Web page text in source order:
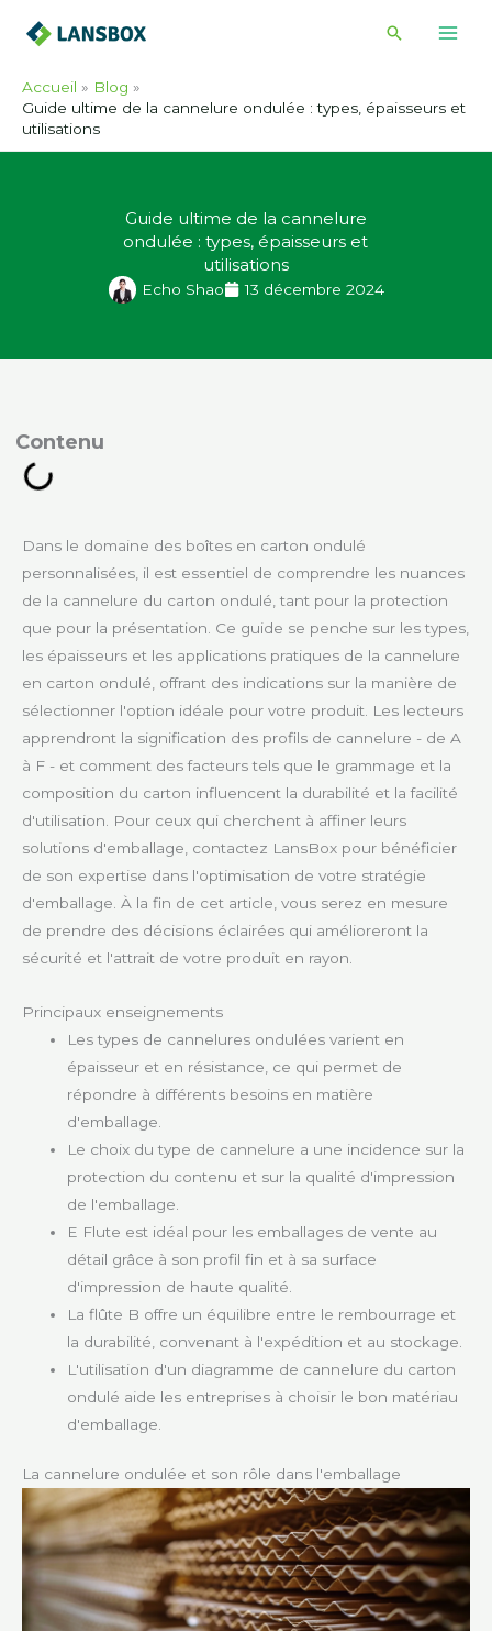
Accueil
Blog
Guide ultime de la cannelure ondulée : types, épaisseurs et
utilisations
Guide ultime de la cannelure
ondulée : types, épaisseurs et
utilisations
Echo Shao 13 décembre 2024
Dans le domaine des boîtes en carton ondulé
personnalisées, il est essentiel de comprendre les nuances
de la cannelure du carton ondulé, tant pour la protection
que pour la présentation. Ce guide se penche sur les types,
les épaisseurs et les applications pratiques de la cannelure
en carton ondulé, offrant des indications sur la manière de
sélectionner l'option idéale pour votre produit. Les lecteurs
apprendront la signification des profils de cannelure - de A
à F - et comment des facteurs tels que le grammage et la
composition du carton influencent la durabilité et la facilité
d'utilisation. Pour ceux qui cherchent à affiner leurs
solutions d'emballage, contactez LansBox pour bénéficier
de son expertise dans l'optimisation de votre stratégie
d'emballage. À la fin de cet article, vous serez en mesure
de prendre des décisions éclairées qui amélioreront la
sécurité et l'attrait de votre produit en rayon.
Principaux enseignements
Les types de cannelures ondulées varient en
épaisseur et en résistance, ce qui permet de
répondre à différents besoins en matière
d'emballage.
Le choix du type de cannelure a une incidence sur la
protection du contenu et sur la qualité d'impression
de l'emballage.
E Flute est idéal pour les emballages de vente au
détail grâce à son profil fin et à sa surface
d'impression de haute qualité.
La flûte B offre un équilibre entre le rembourrage et
la durabilité, convenant à l'expédition et au stockage.
L'utilisation d'un diagramme de cannelure du carton
ondulé aide les entreprises à choisir le bon matériau
d'emballage.
La cannelure ondulée et son rôle dans l'emballage